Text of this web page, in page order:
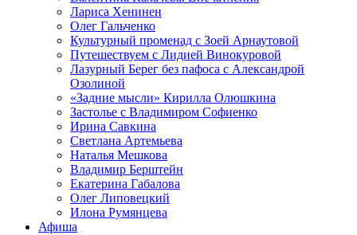
Лариса Хенинен
Олег Гальченко
Культурный променад с Зоей Арнаутовой
Путешествуем с Лидией Винокуровой
Лазурный Берег без пафоса с Александрой
Озолиной
«Задние мысли» Кирилла Олюшкина
Застолье с Владимиром Софиенко
Ирина Савкина
Светлана Артемьева
Наталья Мешкова
Владимир Берштейн
Екатерина Габалова
Олег Липовецкий
Илона Румянцева
Афиша